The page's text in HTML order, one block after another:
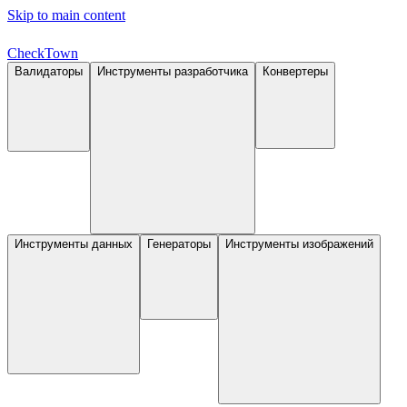
Skip to main content
CheckTown
Валидаторы Инструменты разработчика Конвертеры
Инструменты данных Генераторы Инструменты изображений